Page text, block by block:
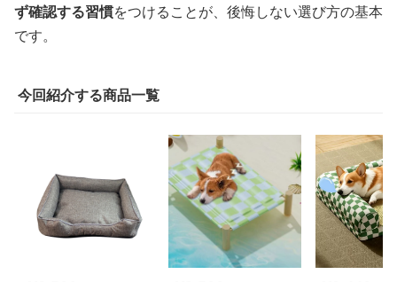
ず確認する習慣をつけることが、後悔しない選び方の基本
です。
今回紹介する商品一覧